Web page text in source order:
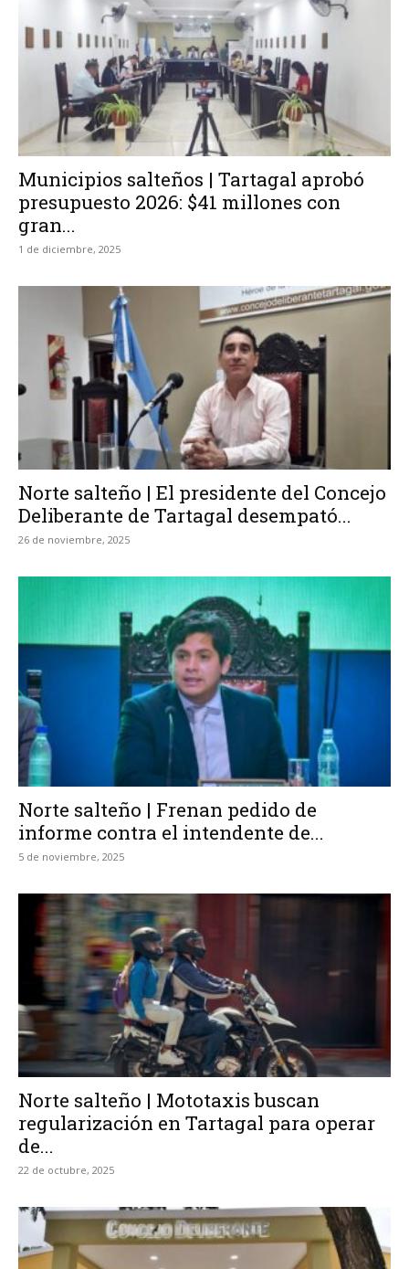
Municipios salteños | Tartagal aprobó
presupuesto 2026: $41 millones con
gran...
1 de diciembre, 2025
Norte salteño | El presidente del Concejo
Deliberante de Tartagal desempató...
26 de noviembre, 2025
Norte salteño | Frenan pedido de
informe contra el intendente de...
5 de noviembre, 2025
Norte salteño | Mototaxis buscan
regularización en Tartagal para operar
de...
22 de octubre, 2025